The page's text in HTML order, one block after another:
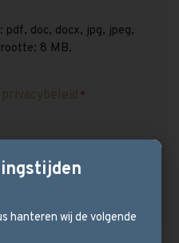
pdf, doc, docx, jpg, jpeg,
8 MB.
*
hanteren wij de volgende